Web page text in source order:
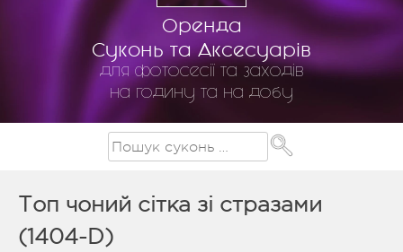
Оренда
Суконь та Аксесуарів
для фотосесії та заходів
на годину та на добу
Топ чоний сітка зі стразами
(1404-D)